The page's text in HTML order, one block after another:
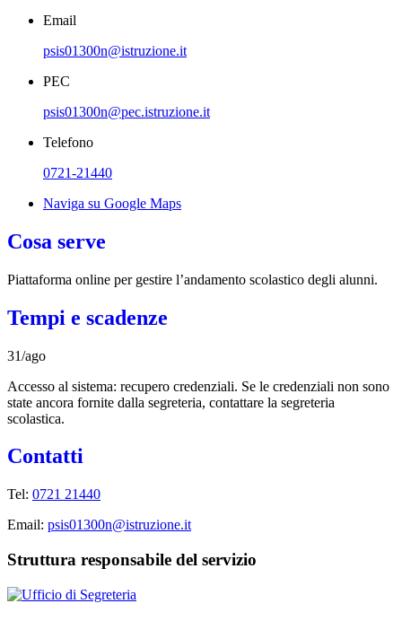
Email
psis01300n@istruzione.it
PEC
psis01300n@pec.istruzione.it
Telefono
0721-21440
Naviga su Google Maps
Cosa serve
Piattaforma online per gestire l’andamento scolastico degli alunni.
Tempi e scadenze
31/ago
Accesso al sistema: recupero credenziali. Se le credenziali non sono
state ancora fornite dalla segreteria, contattare la segreteria
scolastica.
Contatti
Tel: 0721 21440
Email: psis01300n@istruzione.it
Struttura responsabile del servizio